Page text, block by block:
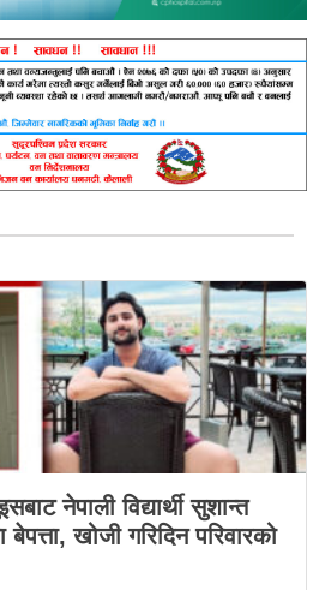
नेपाली विद्यार्थी सुशान्त
खोजी गरिदिन परिवारको